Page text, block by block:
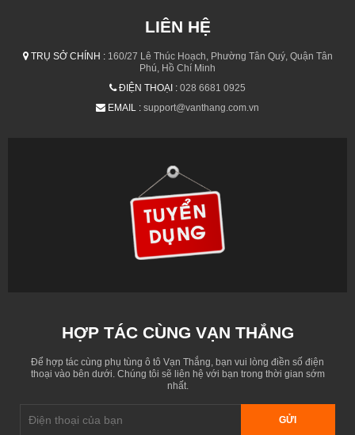
LIÊN HỆ
TRỤ SỞ CHÍNH :160/27 Lê Thúc Hoạch, Phường Tân Quý, Quận Tân
Phú, Hồ Chí Minh
ĐIỆN THOẠI : 028 6681 0925
EMAIL : support@vanthang.com.vn
HỢP TÁC CÙNG VẠN THẮNG
Để hợp tác cùng phụ tùng ô tô Vạn Thắng, bạn vui lòng điền số điện
thoại vào bên dưới. Chúng tôi sẽ liên hệ với bạn trong thời gian sớm
nhất.
GỬI